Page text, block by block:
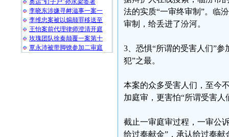
奥运“钉子户”孙永梁签署
李晓东涉嫌寻衅滋事一案一
李维忠案被以煽颠罪移送至
王怡案前代理律师澄清开庭
玫瑰团队徐秦颠覆一案第十
覃永沛被带脚镣参加二审庭
法的实质“一审终审制”。临
审制，给丢进了汾河。
3、恐惧“所谓的受害人们”
犯”之最。
本案的众多受害人们，至今
加庭审，更害怕“所谓受害人
截止一审庭审过程，一审公
给过奉献金”，承认给过奉